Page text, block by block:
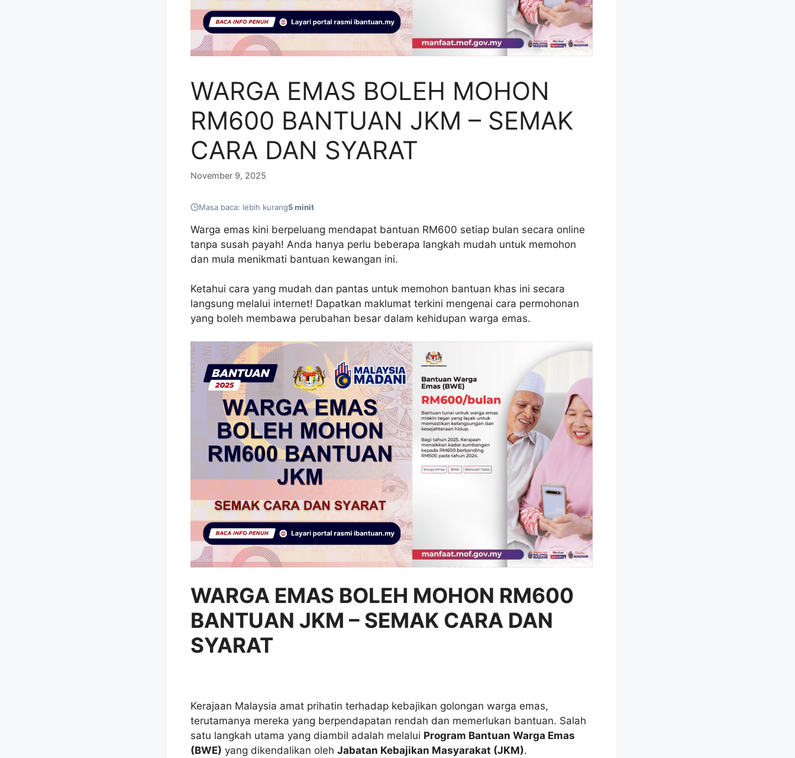
WARGA EMAS BOLEH MOHON
RM600 BANTUAN JKM – SEMAK
CARA DAN SYARAT
November 9, 2025
Masa baca: lebih kurang5 minit
Warga emas kini berpeluang mendapat bantuan RM600 setiap bulan secara online
tanpa susah payah! Anda hanya perlu beberapa langkah mudah untuk memohon
dan mula menikmati bantuan kewangan ini.
Ketahui cara yang mudah dan pantas untuk memohon bantuan khas ini secara
langsung melalui internet! Dapatkan maklumat terkini mengenai cara permohonan
yang boleh membawa perubahan besar dalam kehidupan warga emas.
WARGA EMAS BOLEH MOHON RM600
BANTUAN JKM – SEMAK CARA DAN
SYARAT
Kerajaan Malaysia amat prihatin terhadap kebajikan golongan warga emas,
terutamanya mereka yang berpendapatan rendah dan memerlukan bantuan. Salah
satu langkah utama yang diambil adalah melalui Program Bantuan Warga Emas
(BWE) yang dikendalikan oleh Jabatan Kebajikan Masyarakat (JKM).